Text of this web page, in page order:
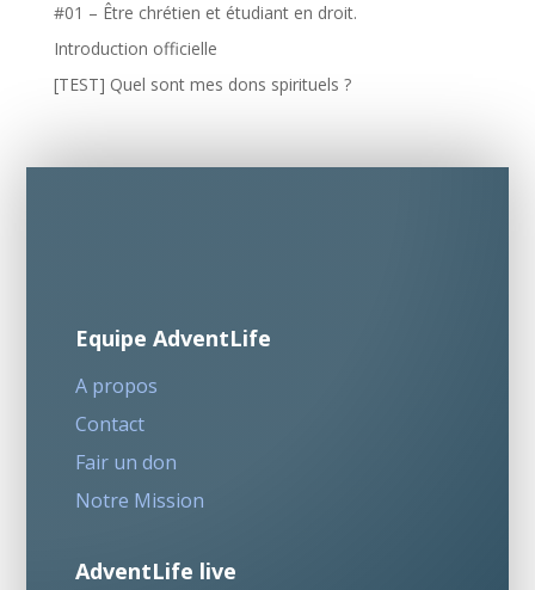
#01 – Être chrétien et étudiant en droit.
Introduction officielle
[TEST] Quel sont mes dons spirituels ?
Equipe AdventLife
A propos
Contact
Fair un don
Notre Mission
AdventLife live